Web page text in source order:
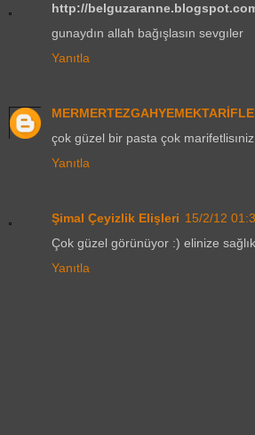
http://
gunaydın allah bağışlasın sevgıler
Yanıtla
çok güzel bir pasta çok
Yanıtla
Şimal Çeyizlik Elişleri 15/2/12
Çok güzel görünüyor :) elinize sağlık
Yanıtla